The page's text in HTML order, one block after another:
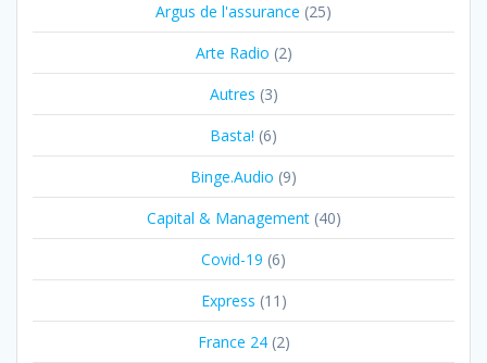
Argus de l'assurance (25)
Arte Radio (2)
Autres (3)
Basta! (6)
Binge.Audio (9)
Capital & Management(40)
Covid-19 (6)
Express (11)
France 24(2)